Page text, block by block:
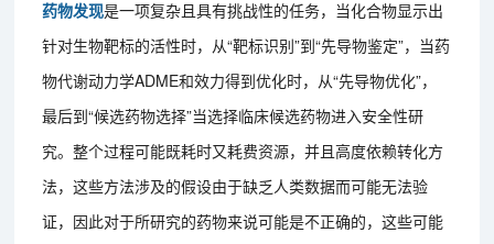
药物发现是一项复杂且具有挑战性的任务，当化合物显示出
针对生物靶标的活性时，从“靶标识别”到“先导物鉴定”，当药
物代谢动力学ADME和效力得到优化时，从“先导物优化”，
最后到“候选药物选择”当选择临床候选药物进入安全性研
究。整个过程可能既耗时又耗费资源，并且高度依赖转化方
法，这些方法涉及的假设由于缺乏人类数据而可能无法验
证，因此对于所研究的药物来说可能是不正确的，这些可能